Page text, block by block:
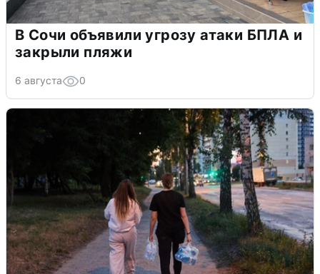
В Сочи объявили угрозу атаки БПЛА и
закрыли пляжи
6 августа 0